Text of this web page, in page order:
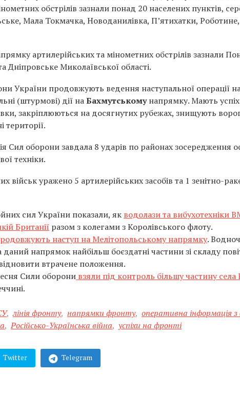
обстрілів зазнали понад 20 населених пунктів,
Мала Токмачка, Новоданилівка, П’ятихатки,
артилерійських та мінометних обстрілів зазнали
Дніпровське Миколаївської області.
України продовжують ведення наступальної операції
(штурмові) дії наБахмутськомунапрямку. Мають
закріплюються на досягнутих рубежах, знищують
території.
Сил оборони завдала 8 ударів по районах зосередження
техніки.
військ уражено 5 артилерійських засобів та 1 зенітно-
сил України показали, як водолази та вибухотехніки
Британії разом з колегами з Королівського флоту.
наступ на Мелітопольському напрямку.
напрямок найбільш боєздатні частини зі складу
втрачене положення.
Сили оборони взяли під контроль більшу частину села
, лінія фронту, напрямки фронту, оперативна інформація
, Російсько-Українська війна, успіхи на фронті
Twitter Telegram